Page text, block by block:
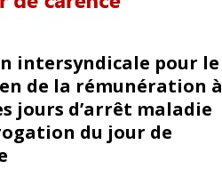
intersyndicale pour le
de la rémunération à
jours d’arrêt maladie
du jour de